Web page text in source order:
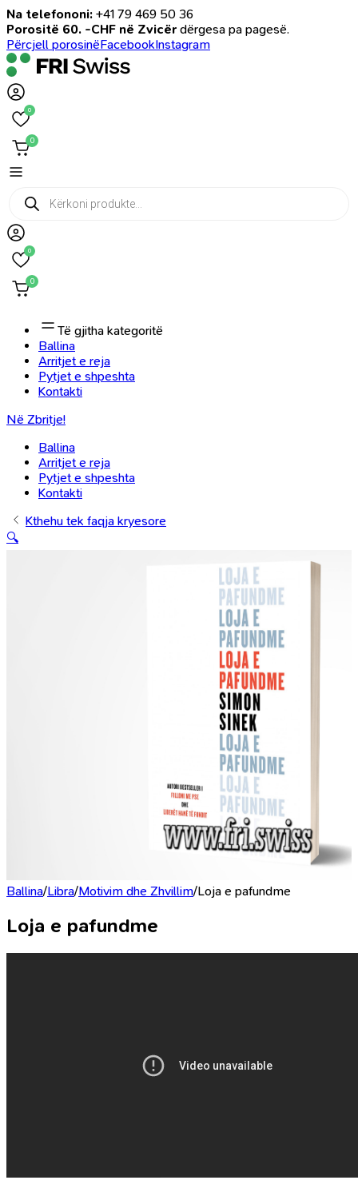
Na telefononi: +41 79 469 50 36
Porositë 60. -CHF në Zvicër dërgesa pa pagesë.
Përcjell porosinëFacebookInstagram
0
0
Products
search
0
0
Të gjitha kategoritë
Ballina
Arritjet e reja
Pytjet e shpeshta
Kontakti
Në Zbritje!
Ballina
Arritjet e reja
Pytjet e shpeshta
Kontakti
Kthehu tek faqja kryesore
🔍
Ballina/Libra/Motivim dhe Zhvillim/Loja e pafundme
Loja e pafundme